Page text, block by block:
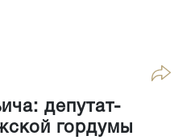
депутат-
гордумы